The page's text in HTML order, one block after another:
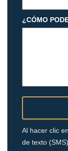
¿CÓMO
Al hacer clic
de texto